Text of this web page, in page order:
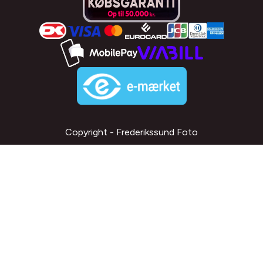
Copyright - Frederikssund Foto